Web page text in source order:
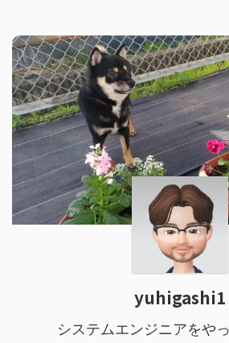
yuhigashi1
システムエンジニアをや